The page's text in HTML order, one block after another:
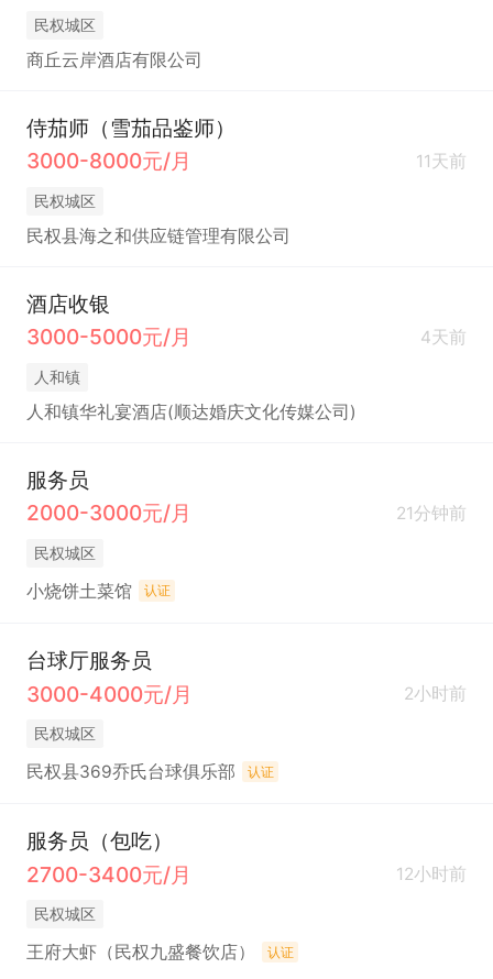
民权城区
商丘云岸酒店有限公司
侍茄师（雪茄品鉴师）
3000-8000元/月
11天前
民权城区
民权县海之和供应链管理有限公司
酒店收银
3000-5000元/月
4天前
人和镇
人和镇华礼宴酒店(顺达婚庆文化传媒公司)
服务员
2000-3000元/月
21分钟前
民权城区
小烧饼土菜馆 认证
台球厅服务员
3000-4000元/月
2小时前
民权城区
民权县369乔氏台球俱乐部 认证
服务员（包吃）
2700-3400元/月
12小时前
民权城区
王府大虾（民权九盛餐饮店） 认证